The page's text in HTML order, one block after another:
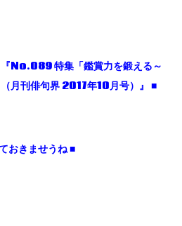
『No.089特集「鑑賞力を鍛える～
（月刊俳句界 2017年10月号）』 ■
おきませうね ■